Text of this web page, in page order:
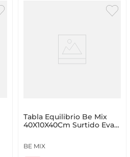
Tabla Equilibrio Be Mix
40X10X40Cm Surtido Eva
BE MIX